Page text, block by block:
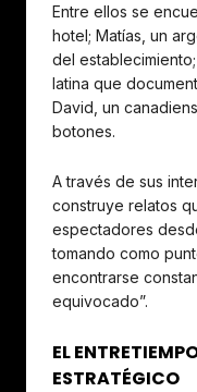
Entre ellos se
hotel; Matías, un
del
latina que
David, un
botones.
A través de sus
construye relatos
espectadores
tomando como
encontrarse
equivocado”.
EL
ESTRATÉGICO